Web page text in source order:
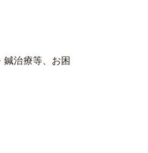
治療等、お困